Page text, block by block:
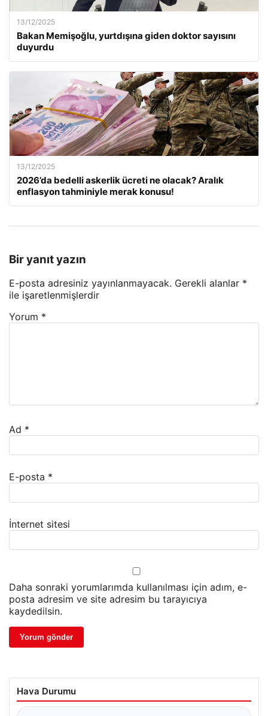
13/12/2025
Bakan Memişoğlu, yurtdışına giden doktor sayısını
duyurdu
13/12/2025
2026’da bedelli askerlik ücreti ne olacak? Aralık
enflasyon tahminiyle merak konusu!
Bir yanıt yazın
E-posta adresiniz yayınlanmayacak. Gerekli alanlar *
ile işaretlenmişlerdir
Yorum *
Ad *
E-posta *
İnternet sitesi
Daha sonraki yorumlarımda kullanılması için adım, e-
posta adresim ve site adresim bu tarayıcıya
kaydedilsin.
Hava Durumu